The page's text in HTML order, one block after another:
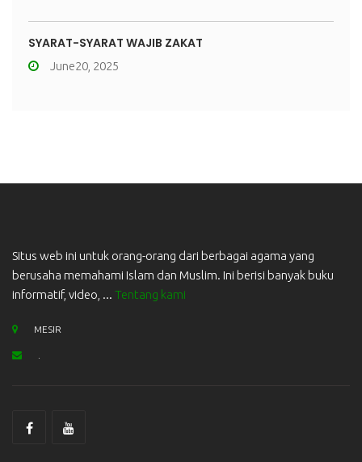
SYARAT-SYARAT WAJIB ZAKAT
June20, 2025
Situs web ini untuk orang-orang dari berbagai agama yang
berusaha memahami Islam dan Muslim. Ini berisi banyak buku
informatif, video, ... Tentang kami
MESIR